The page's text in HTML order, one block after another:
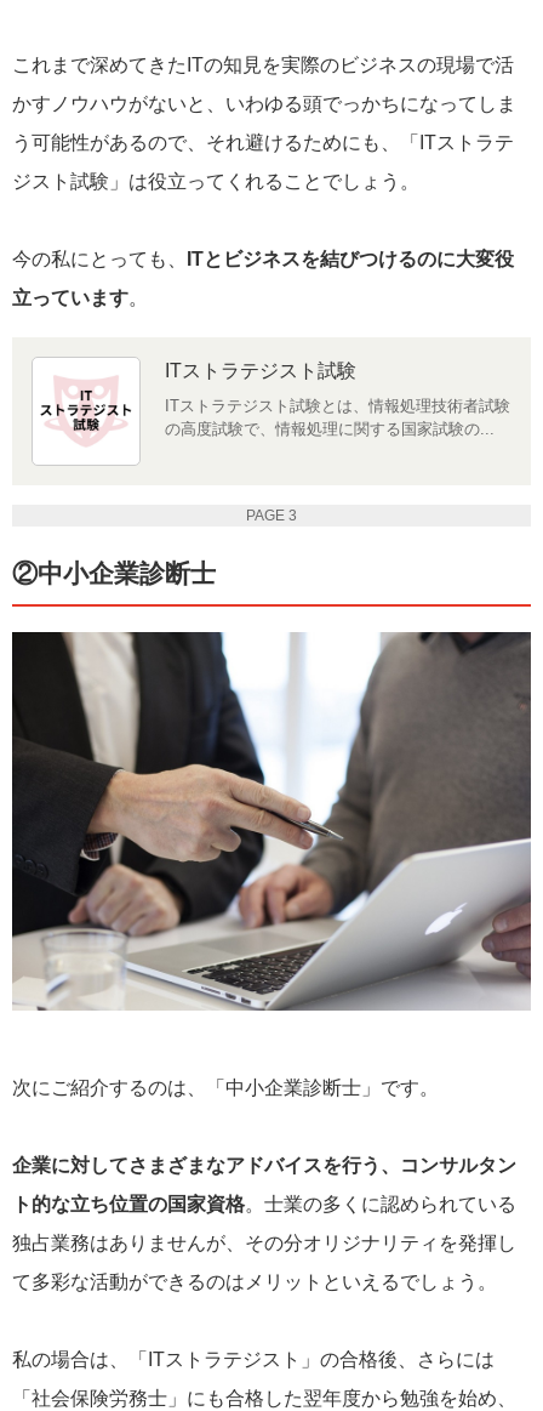
これまで深めてきたITの知見を実際のビジネスの現場で活
かすノウハウがないと、いわゆる頭でっかちになってしま
う可能性があるので、それ避けるためにも、「ITストラテ
ジスト試験」は役立ってくれることでしょう。
今の私にとっても、
ITとビジネスを結びつけるのに大変役
立っています。
ITストラテジスト試験
ITストラテジスト試験とは、情報処理技術者試験
の高度試験で、情報処理に関する国家試験の...
PAGE 3
②中小企業診断士
次にご紹介するのは、「中小企業診断士」です。
企業に対してさまざまなアドバイスを行う、コンサルタン
ト的な立ち位置の国家資格。士業の多くに認められている
独占業務はありませんが、その分オリジナリティを発揮し
て多彩な活動ができるのはメリットといえるでしょう。
私の場合は、「ITストラテジスト」の合格後、さらには
「社会保険労務士」にも合格した翌年度から勉強を始め、